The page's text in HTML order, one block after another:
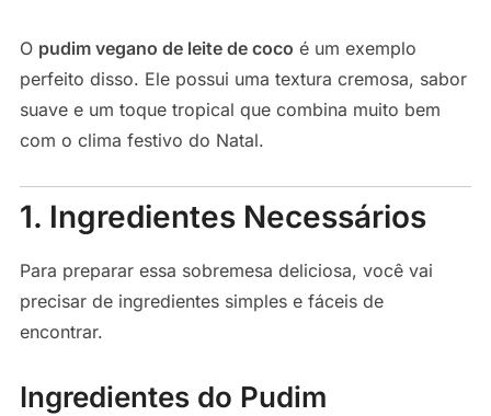
O pudim vegano de leite de coco é um exemplo
perfeito disso. Ele possui uma textura cremosa, sabor
suave e um toque tropical que combina muito bem
com o clima festivo do Natal.
1. Ingredientes Necessários
Para preparar essa sobremesa deliciosa, você vai
precisar de ingredientes simples e fáceis de
encontrar.
Ingredientes do Pudim